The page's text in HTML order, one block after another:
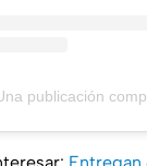
publicación